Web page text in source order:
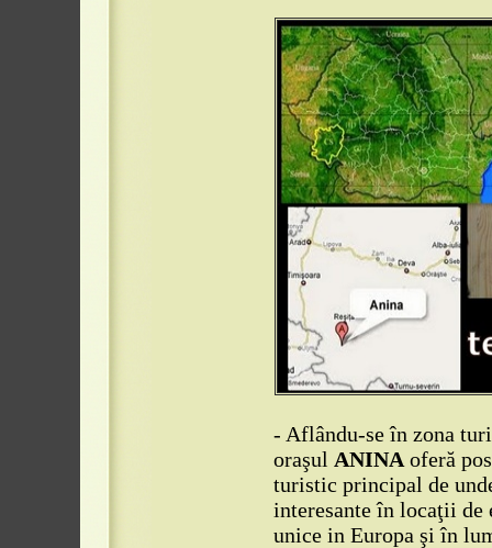
- Aflându-se în zona
oraşul ANINA oferă
turistic principal de
interesante în locaţii de
unice in Europa şi în